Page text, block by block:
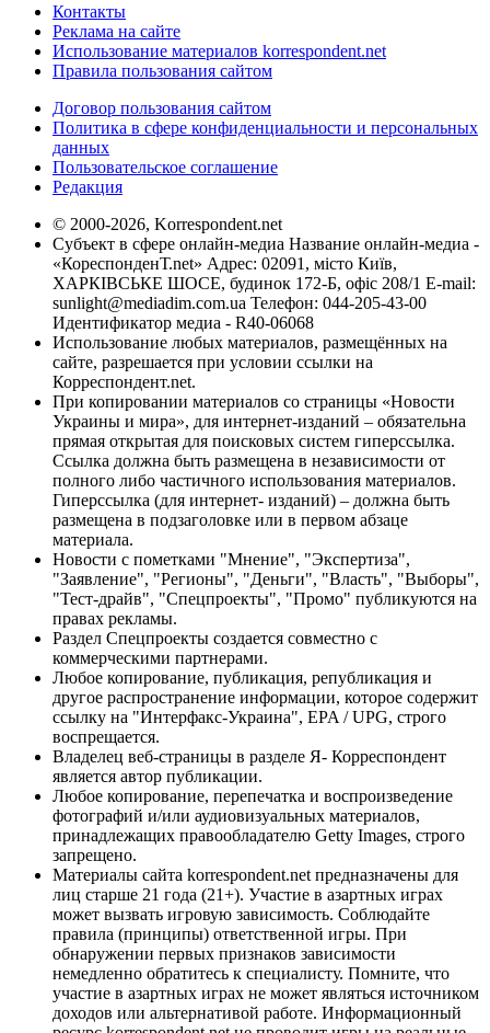
Контакты
Реклама на сайте
Использование материалов korrespondent.net
Правила пользования сайтом
Договор пользования сайтом
Политика в сфере конфиденциальности и персональных
данных
Пользовательское соглашение
Редакция
© 2000-2026, Korrespondent.net
Субъект в сфере онлайн-медиа Название онлайн-медиа -
«КореспонденТ.net» Адрес: 02091, місто Київ,
ХАРКІВСЬКЕ ШОСЕ, будинок 172-Б, офіс 208/1 E-mail:
sunlight@mediadim.com.ua Телефон: 044-205-43-00
Идентификатор медиа - R40-06068
Использование любых материалов, размещённых на
сайте, разрешается при условии ссылки на
Корреспондент.net.
При копировании материалов со страницы «Новости
Украины и мира», для интернет-изданий – обязательна
прямая открытая для поисковых систем гиперссылка.
Ссылка должна быть размещена в независимости от
полного либо частичного использования материалов.
Гиперссылка (для интернет- изданий) – должна быть
размещена в подзаголовке или в первом абзаце
материала.
Новости с пометками "Мнение", "Экспертиза",
"Заявление", "Регионы", "Деньги", "Власть", "Выборы",
"Тест-драйв", "Спецпроекты", "Промо" публикуются на
правах рекламы.
Раздел Спецпроекты создается совместно с
коммерческими партнерами.
Любое копирование, публикация, републикация и
другое распространение информации, которое содержит
ссылку на "Интерфакс-Украина", EPA / UPG, строго
воспрещается.
Владелец веб-страницы в разделе Я- Корреспондент
является автор публикации.
Любое копирование, перепечатка и воспроизведение
фотографий и/или аудиовизуальных материалов,
принадлежащих правообладателю Getty Images, строго
запрещено.
Материалы сайта korrespondent.net предназначены для
лиц старше 21 года (21+). Участие в азартных играх
может вызвать игровую зависимость. Соблюдайте
правила (принципы) ответственной игры. При
обнаружении первых признаков зависимости
немедленно обратитесь к специалисту. Помните, что
участие в азартных играх не может являться источником
доходов или альтернативой работе. Информационный